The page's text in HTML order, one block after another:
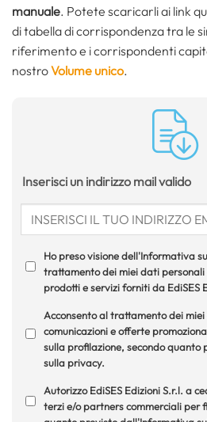
manuale. Potete scaricarli ai link
di tabella di corrispondenza tra le
riferimento e i corrispondenti
nostroVolume unico.
Inserisci un indirizzo mail valido
Ho preso visione dell'Informativa
trattamento dei miei dati personali
prodotti e servizi forniti da EdiSES
Acconsento al trattamento dei
comunicazioni e offerte
sulla profilazione, secondo
sulla privacy.
Autorizzo EdiSES Edizioni S.r.l. a
terzi e/o partners commerciali per